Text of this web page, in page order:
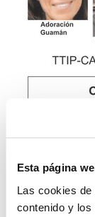
Esta página
Las cookies
contenido y los